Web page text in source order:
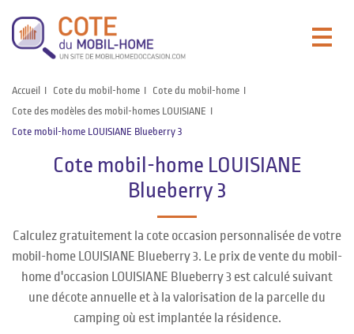
Accueil Cote du mobil-home
Cote du mobil-home
Cote des modèles des mobil-homes LOUISIANE
Cote mobil-home LOUISIANE Blueberry 3
Cote mobil-home LOUISIANE
Blueberry 3
Calculez gratuitement la cote occasion personnalisée de votre
mobil-home LOUISIANE Blueberry 3. Le prix de vente du mobil-
home d'occasion LOUISIANE Blueberry 3 est calculé suivant
une décote annuelle et à la valorisation de la parcelle du
camping où est implantée la résidence.